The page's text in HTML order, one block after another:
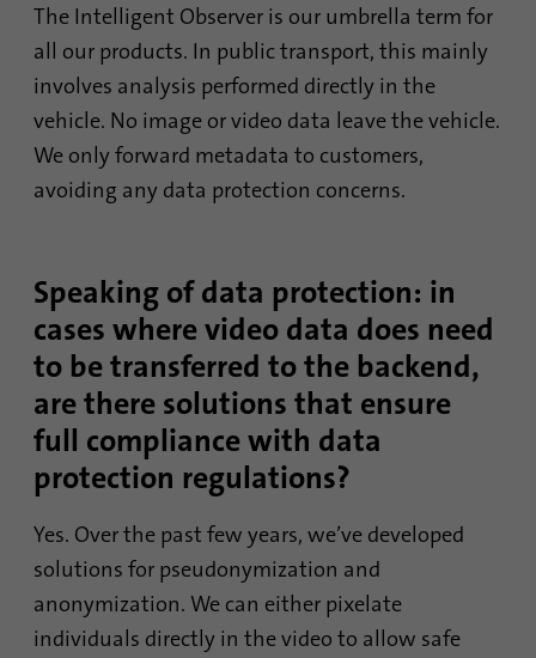
The Intelligent Observer is our umbrella term for
all our products. In public transport, this mainly
involves analysis performed directly in the
vehicle. No image or video data leave the vehicle.
We only forward metadata to customers,
avoiding any data protection concerns.
Speaking of data protection: in
cases where video data does need
to be transferred to the backend,
are there solutions that ensure
full compliance with data
protection regulations?
Yes. Over the past few years, we’ve developed
solutions for pseudonymization and
anonymization. We can either pixelate
individuals directly in the video to allow safe
Durée 6 mois
Objetif
Ce cookie est utilisé pour stocker le
consentement des clients à l'utilisation de
cookies non essentiels
Fournisseur .linkedin.com
Durée 90 jours
Objetif
Ce cookie est utilisé pour déterminer des
correspondances probabilistes de l'identité
d'un utilisateur en dehors des pays
désignés.
Nom bscookie
Fournisseur .www.linkedin.com